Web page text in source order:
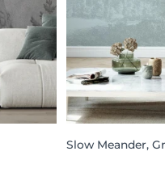
Slow Meander,